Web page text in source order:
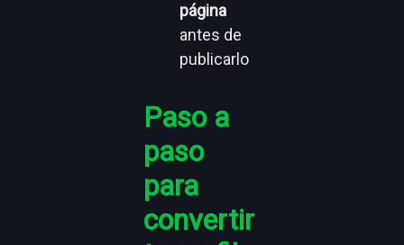
página
antes de
publicarlo
Paso a
paso
para
convertir